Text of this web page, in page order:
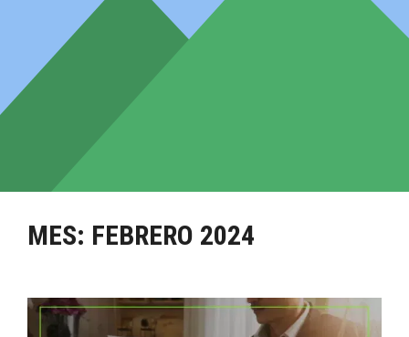
MES: FEBRERO 2024